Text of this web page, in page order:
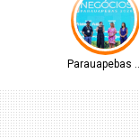
Parauapebas -